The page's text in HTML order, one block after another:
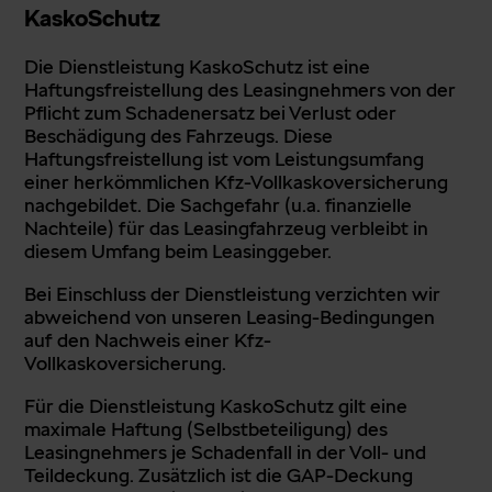
KaskoSchutz
Die Dienstleistung KaskoSchutz ist eine
Haftungsfreistellung des Leasingnehmers von der
Pflicht zum Schadenersatz bei Verlust oder
Beschädigung des Fahrzeugs. Diese
Haftungsfreistellung ist vom Leistungsumfang
einer herkömmlichen Kfz-Vollkaskoversicherung
nachgebildet. Die Sachgefahr (u.a. finanzielle
Nachteile) für das Leasingfahrzeug verbleibt in
diesem Umfang beim Leasinggeber.
Bei Einschluss der Dienstleistung verzichten wir
abweichend von unseren Leasing-Bedingungen
auf den Nachweis einer Kfz-
Vollkaskoversicherung.
Für die Dienstleistung KaskoSchutz gilt eine
maximale Haftung (Selbstbeteiligung) des
Leasingnehmers je Schadenfall in der Voll- und
Teildeckung. Zusätzlich ist die GAP-Deckung